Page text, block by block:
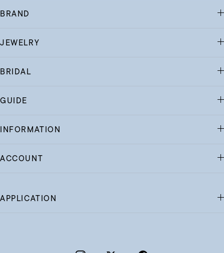
BRAND
JEWELRY
BRIDAL
GUIDE
INFORMATION
ACCOUNT
APPLICATION